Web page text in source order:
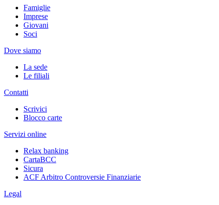
Famiglie
Imprese
Giovani
Soci
Dove siamo
La sede
Le filiali
Contatti
Scrivici
Blocco carte
Servizi online
Relax banking
CartaBCC
Sicura
ACF Arbitro Controversie Finanziarie
Legal